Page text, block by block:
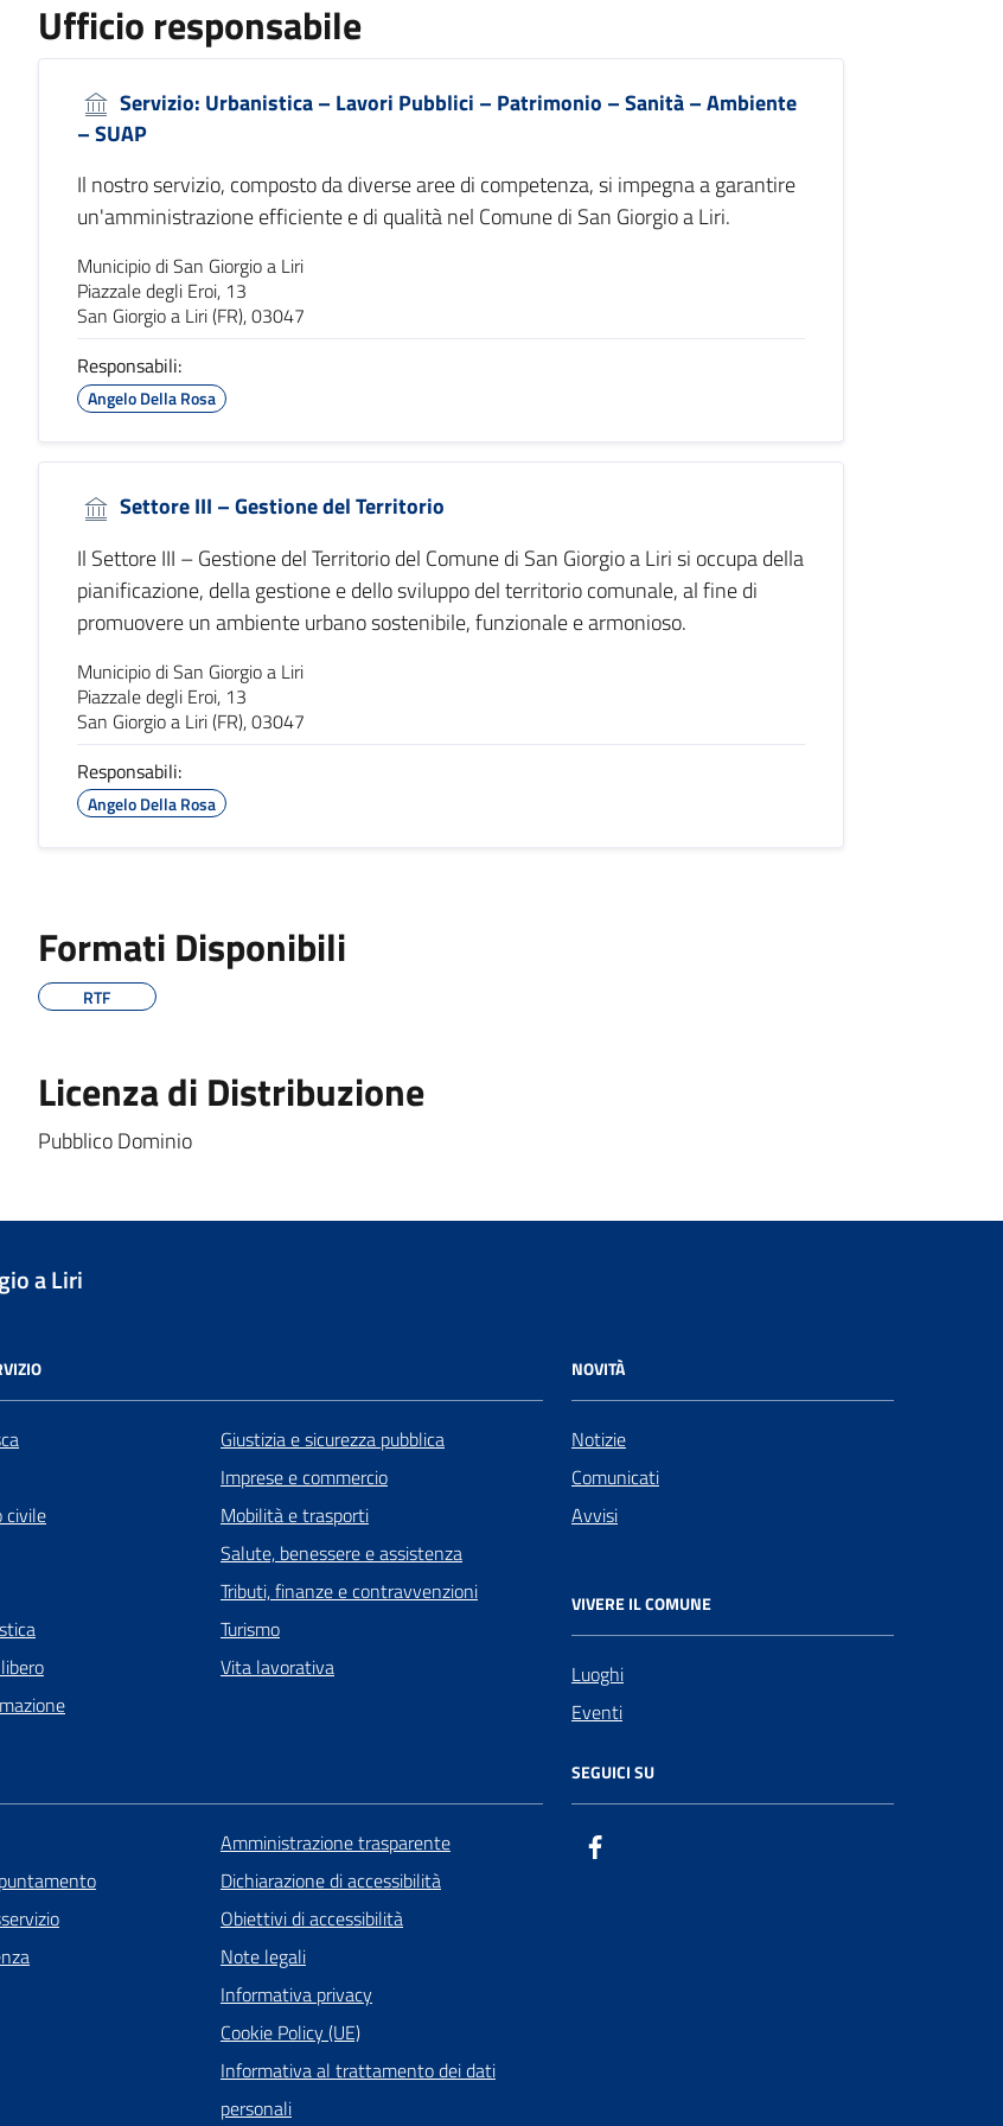
Ufficio responsabile
Servizio: Urbanistica – Lavori Pubblici – Patrimonio – Sanità – Ambiente
– SUAP
Il nostro servizio, composto da diverse aree di competenza, si impegna a garantire
un'amministrazione efficiente e di qualità nel Comune di San Giorgio a Liri.
Municipio di San Giorgio a Liri
Piazzale degli Eroi, 13
San Giorgio a Liri (FR), 03047
Responsabili:
Angelo Della Rosa
Settore III – Gestione del Territorio
Il Settore III – Gestione del Territorio del Comune di San Giorgio a Liri si occupa della
pianificazione, della gestione e dello sviluppo del territorio comunale, al fine di
promuovere un ambiente urbano sostenibile, funzionale e armonioso.
Municipio di San Giorgio a Liri
Piazzale degli Eroi, 13
San Giorgio a Liri (FR), 03047
Responsabili:
Angelo Della Rosa
Formati Disponibili
RTF
Licenza di Distribuzione
Pubblico Dominio
a Liri
civile
Giustizia e sicurezza pubblica
Imprese e commercio
Mobilità e trasporti
Salute, benessere e assistenza
Tributi, finanze e contravvenzioni
Turismo
Vita lavorativa
NOVITÀ
Notizie
Comunicati
Avvisi
VIVERE IL COMUNE
Luoghi
Eventi
Amministrazione trasparente
Dichiarazione di accessibilità
Obiettivi di accessibilità
Note legali
Informativa privacy
Cookie Policy (UE)
Informativa al trattamento dei dati
personali
SEGUICI SU